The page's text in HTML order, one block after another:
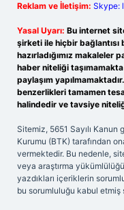
Reklam ve İletişim: Skype:
Yasal Uyarı: Bu internet
şirketi ile hiçbir bağlantısı
hazırladığımız makaleler
haber niteliği
paylaşım
benzerlikleri tamamen
halindedir ve tavsiye
Sitemiz, 5651 Sayılı
Kurumu (BTK) tarafından
vermektedir. Bu nedenle,
veya araştırma
yazdıkları içeriklerin
bu sorumluluğu kabul etmiş